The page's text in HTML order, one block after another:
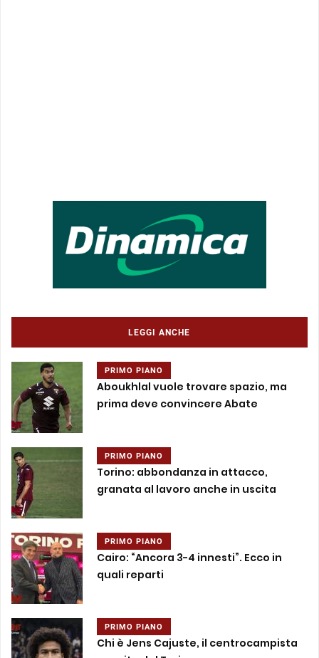
LEGGI ANCHE
PRIMO PIANO
Aboukhlal vuole trovare spazio, ma
prima deve convincere Abate
PRIMO PIANO
Torino: abbondanza in attacco,
granata al lavoro anche in uscita
PRIMO PIANO
Cairo: “Ancora 3-4 innesti”. Ecco in
quali reparti
PRIMO PIANO
Chi è Jens Cajuste, il centrocampista